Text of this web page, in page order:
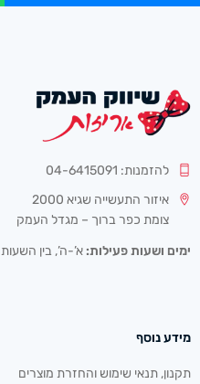
להזמנות: 04-6415091
איזור התעשייה שגיא 2000
צומת כפר ברוך – מגדל העמק
ימים ושעות פעילות: א’-ה’, בין השעות 08:30-16:30
מידע נוסף
תקנון, תנאי שימוש והחזרת מוצרים